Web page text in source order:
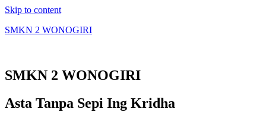
Skip to content
SMKN 2 WONOGIRI
SMKN 2 WONOGIRI
Asta Tanpa Sepi Ing Kridha